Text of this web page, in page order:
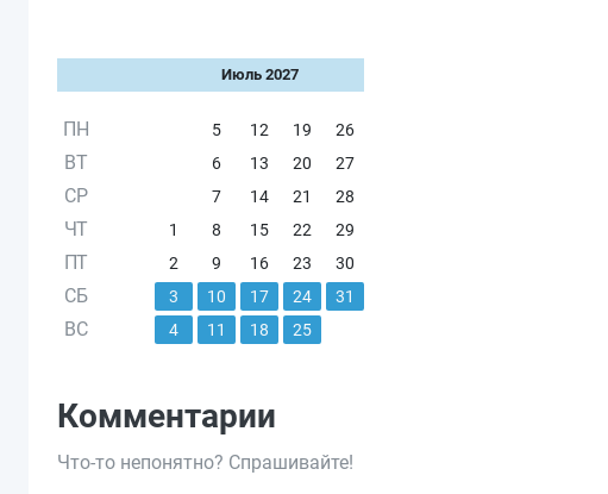
ПН
ВТ
СР
ЧТ
ПТ
СБ
ВС
Июль 2027
1
2
3
4
5
6
7
8
9
10
11
12
13
14
15
16
17
18
19
20
21
22
23
24
25
26
27
28
29
30
31
Комментарии
Что-то непонятно? Спрашивайте!